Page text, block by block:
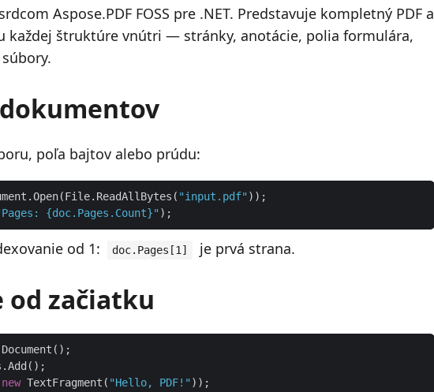
Aspose.PDF FOSS pre .NET. Predstavuje kompletný PDF a
každej štruktúre vnútri — stránky, anotácie, polia formulára,
poľa bajtov alebo prúdu:
"input.pdf"
{doc.Pages.Count}"
od 1: doc.Pages[1] je prvá strana.
začiatku
new TextFragment( "Hello, PDF!"